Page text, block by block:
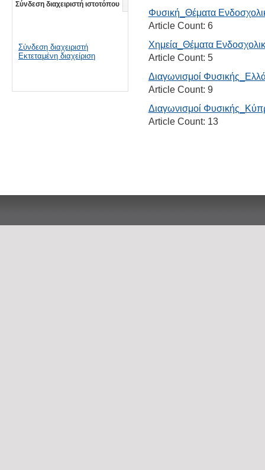
Σύνδεση διαχειριστή ιστοτόπου
Σύνδεση διαχειριστή
Εκτεταμένη διαχείριση
Φυσική_Θέματα
Article Count: 6
Χημεία_Θέματα
Article Count: 5
Διαγωνισμοί
Article Count: 9
Διαγωνισμοί
Article Count: 13